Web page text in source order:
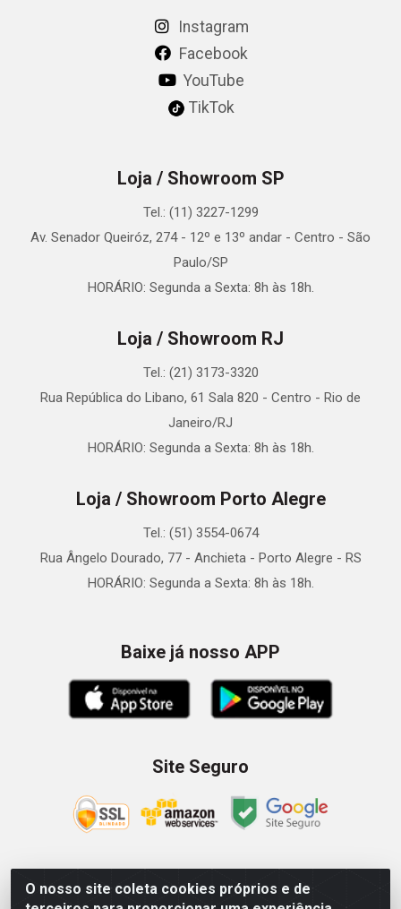
O nosso site coleta cookies próprios e de
Instagram
Facebook
YouTube
TikTok
Loja / Showroom SP
Tel.: (11) 3227-1299
Av. Senador Queiróz, 274 - 12º e 13º andar - Centro - São
Paulo/SP
HORÁRIO: Segunda a Sexta: 8h às 18h.
Loja / Showroom RJ
Tel.: (21) 3173-3320
Rua República do Libano, 61 Sala 820 - Centro - Rio de
Janeiro/RJ
HORÁRIO: Segunda a Sexta: 8h às 18h.
Loja / Showroom Porto Alegre
Tel.: (51) 3554-0674
Rua Ângelo Dourado, 77 - Anchieta - Porto Alegre - RS
HORÁRIO: Segunda a Sexta: 8h às 18h.
Baixe já nosso APP
Site Seguro
Zein Importação e Comércio LTDA - Av. Senador Queiróz, 274